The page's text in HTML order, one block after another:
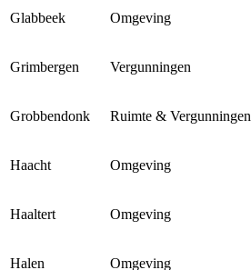
Glabbeek Omgeving
Grimbergen Vergunningen
Grobbendonk Ruimte & Vergunningen
Haacht Omgeving
Haaltert Omgeving
Halen Omgeving